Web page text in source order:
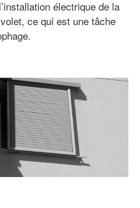
électrique de la
ce qui est une tâche